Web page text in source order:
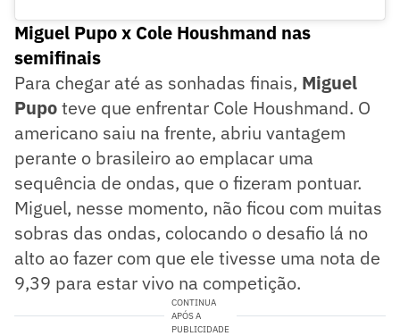
Miguel Pupo x Cole Houshmand nas
semifinais
Para chegar até as sonhadas finais, Miguel
Pupoteve que enfrentar Cole Houshmand. O
americano saiu na frente, abriu vantagem
perante o brasileiro ao emplacar uma
sequência de ondas, que o fizeram pontuar.
Miguel, nesse momento, não ficou com muitas
sobras das ondas, colocando o desafio lá no
alto ao fazer com que ele tivesse uma nota de
9,39 para estar vivo na competição.
CONTINUA
APÓS A
PUBLICIDADE